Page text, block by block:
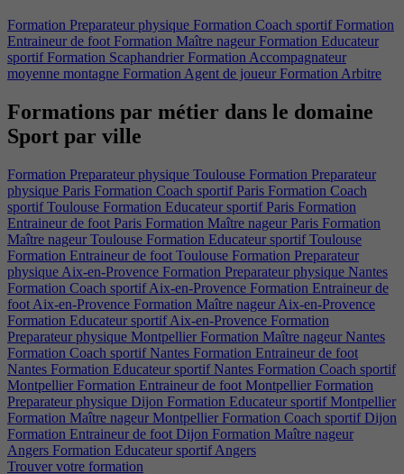
Formation Preparateur physique Formation Coach sportifFormation
Entraineur de foot Formation Maître nageur Formation Educateur
sportifFormation Scaphandrier Formation Accompagnateur
moyenne montagne Formation Agent de joueur Formation Arbitre
Formations par métier dans le domaine
Sport par ville​
Formation Preparateur physique Toulouse Formation Preparateur
physique Paris Formation Coach sportif Paris Formation Coach
sportif Toulouse Formation Educateur sportif Paris Formation
Entraineur de foot Paris Formation Maître nageur Paris Formation
Maître nageur Toulouse Formation Educateur sportif Toulouse
Formation Entraineur de foot Toulouse Formation Preparateur
physique Aix-en-Provence Formation Preparateur physique Nantes
Formation Coach sportif Aix-en-Provence Formation Entraineur de
foot Aix-en-Provence Formation Maître nageur Aix-en-Provence
Formation Educateur sportif Aix-en-Provence Formation
Preparateur physique Montpellier Formation Maître nageur Nantes
Formation Coach sportif Nantes Formation Entraineur de foot
Nantes Formation Educateur sportif Nantes Formation Coach sportif
Montpellier Formation Entraineur de foot Montpellier Formation
Preparateur physique Dijon Formation Educateur sportif Montpellier
Formation Maître nageur Montpellier Formation Coach sportif Dijon
Formation Entraineur de foot Dijon Formation Maître nageur
Angers Formation Educateur sportif Angers
Trouver votre formation